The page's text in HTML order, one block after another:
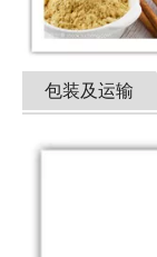
包装及运输